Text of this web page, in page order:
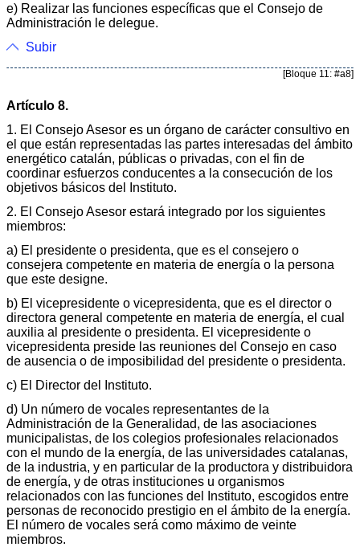
e) Realizar las funciones específicas que el Consejo de
Administración le delegue.
Subir
[Bloque 11: #a8]
Artículo 8.
1. El Consejo Asesor es un órgano de carácter consultivo en
el que están representadas las partes interesadas del ámbito
energético catalán, públicas o privadas, con el fin de
coordinar esfuerzos conducentes a la consecución de los
objetivos básicos del Instituto.
2. El Consejo Asesor estará integrado por los siguientes
miembros:
a) El presidente o presidenta, que es el consejero o
consejera competente en materia de energía o la persona
que este designe.
b) El vicepresidente o vicepresidenta, que es el director o
directora general competente en materia de energía, el cual
auxilia al presidente o presidenta. El vicepresidente o
vicepresidenta preside las reuniones del Consejo en caso
de ausencia o de imposibilidad del presidente o presidenta.
c) El Director del Instituto.
d) Un número de vocales representantes de la
Administración de la Generalidad, de las asociaciones
municipalistas, de los colegios profesionales relacionados
con el mundo de la energía, de las universidades catalanas,
de la industria, y en particular de la productora y distribuidora
de energía, y de otras instituciones u organismos
relacionados con las funciones del Instituto, escogidos entre
personas de reconocido prestigio en el ámbito de la energía.
El número de vocales será como máximo de veinte
miembros.